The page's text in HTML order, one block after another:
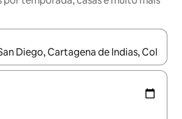
estiverem disponíveis, explore-os